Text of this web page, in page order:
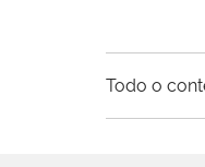
Todo o